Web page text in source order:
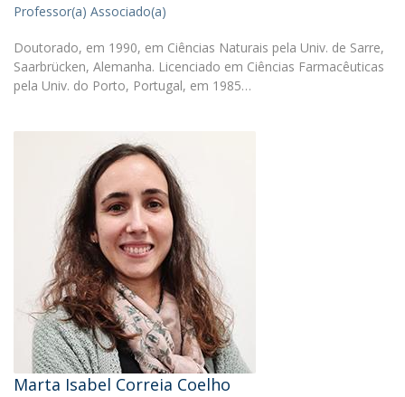
Professor(a) Associado(a)
Doutorado, em 1990, em Ciências Naturais pela Univ. de Sarre,
Saarbrücken, Alemanha. Licenciado em Ciências Farmacêuticas
pela Univ. do Porto, Portugal, em 1985…
Marta Isabel Correia Coelho